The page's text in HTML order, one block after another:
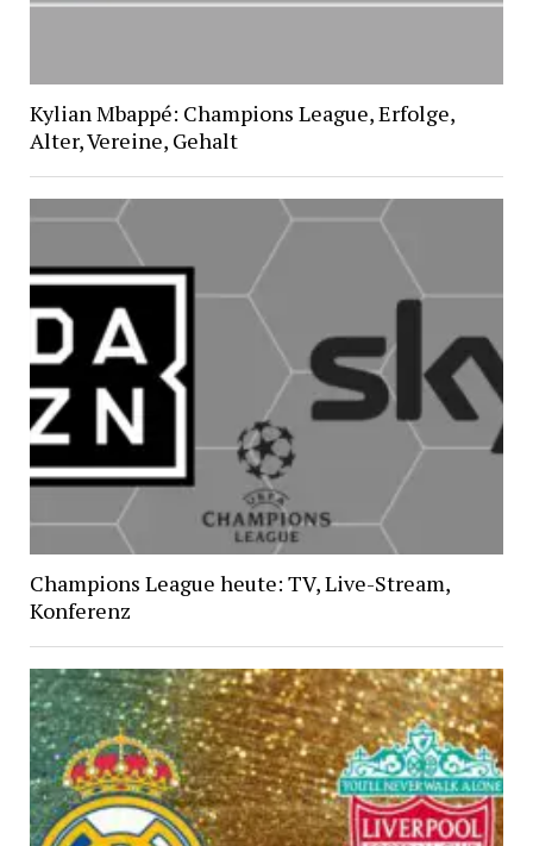
Kylian Mbappé: Champions League, Erfolge,
Alter, Vereine, Gehalt
Champions League heute: TV, Live-Stream,
Konferenz